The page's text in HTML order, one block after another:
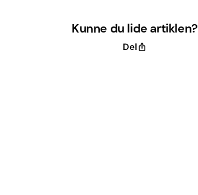
Kunne du lide artiklen?
Del